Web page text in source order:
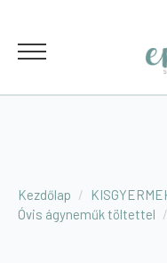
Kezdőlap
Óvis ágyneműk töltettel